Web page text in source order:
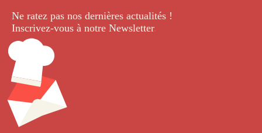
Ne ratez pas nos dernières actualités !
Inscrivez-vous à notre Newsletter.